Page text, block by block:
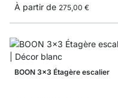
À partir de 275,00 €
BOON 3x3 Étagère escalier